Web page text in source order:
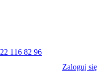
22 116 82 96
Zaloguj się